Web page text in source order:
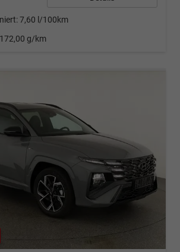
7,60 l/100km
172,00 g/km